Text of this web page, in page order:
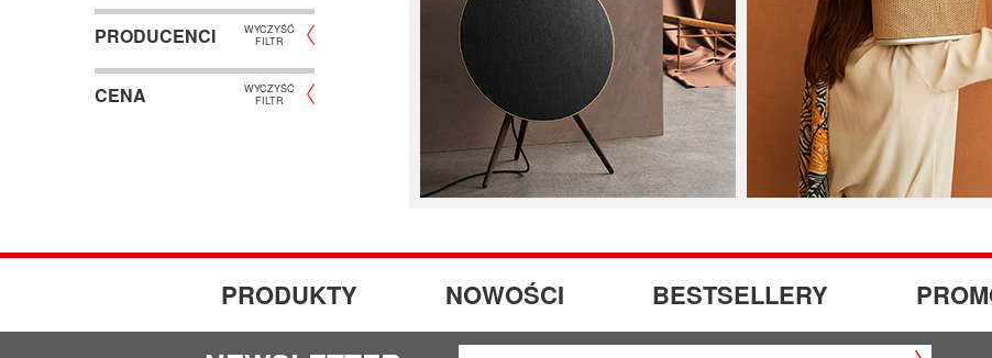
PRODUCENCI
WYCZYŚĆ
FILTR
CENA
WYCZYŚĆ
FILTR
PRODUKTY NOWOŚCI BESTSELLERY